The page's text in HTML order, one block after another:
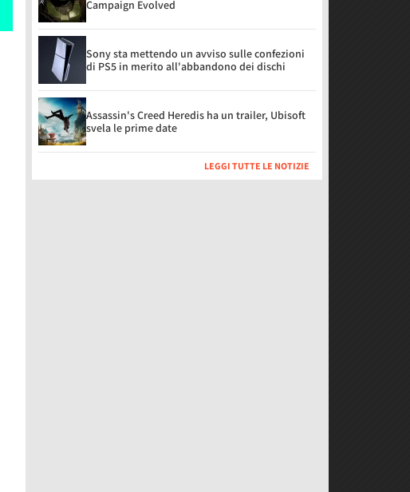
Campaign Evolved
Sony sta mettendo un avviso sulle confezioni
di PS5 in merito all'abbandono dei dischi
Assassin's Creed Heredis ha un trailer, Ubisoft
svela le prime date
LEGGI TUTTE LE NOTIZIE